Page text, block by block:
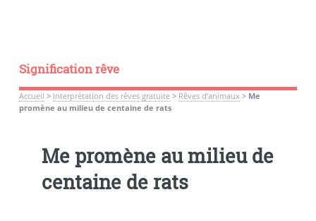
Signification rêve
Accueil > Interprétation des rêves gratuite> Rêves d’animaux > Me
promène au milieu de centaine de rats
Me promène au milieu de
centaine de rats